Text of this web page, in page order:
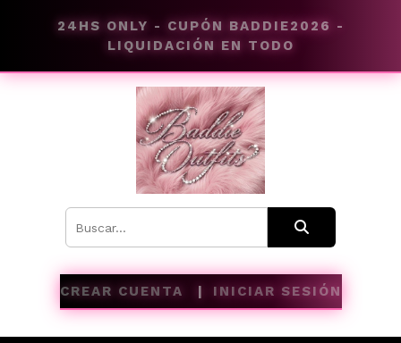
24HS ONLY - CUPÓN BADDIE2026 -
LIQUIDACIÓN EN TODO
CREAR CUENTA INICIAR SESIÓN